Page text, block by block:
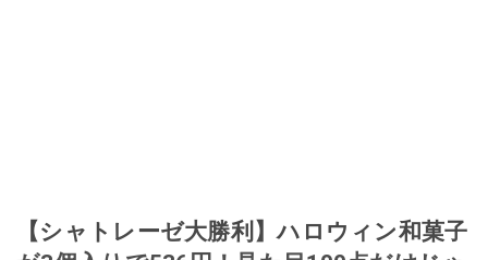
【シャトレーゼ大勝利】ハロウィン和菓子